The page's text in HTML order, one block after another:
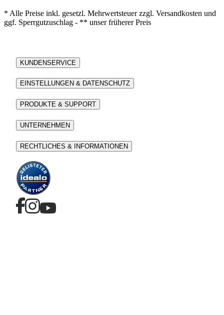
* Alle Preise inkl. gesetzl. Mehrwertsteuer zzgl. Versandkosten und
ggf. Sperrgutzuschlag - ** unser früherer Preis
KUNDENSERVICE
EINSTELLUNGEN & DATENSCHUTZ
PRODUKTE & SUPPORT
UNTERNEHMEN
RECHTLICHES & INFORMATIONEN